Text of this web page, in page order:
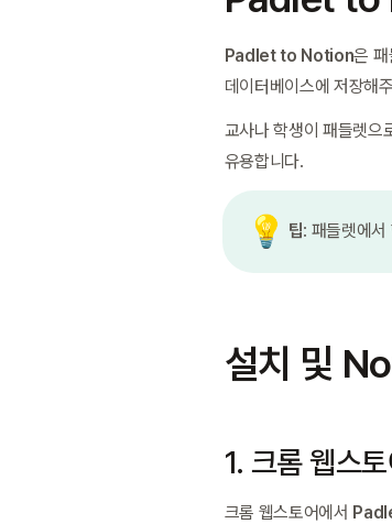
Padlet to Notion은
데이터베이스에 저장해
교사나 학생이 패들렛으
유용합니다.
💡 팁: 패들렛에
설치 및
1. 크롬 웹스
크롬 웹스토어에서